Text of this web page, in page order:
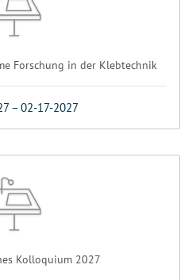
Forschung in der Klebtechnik
–02-17-2027
Kolloquium 2027